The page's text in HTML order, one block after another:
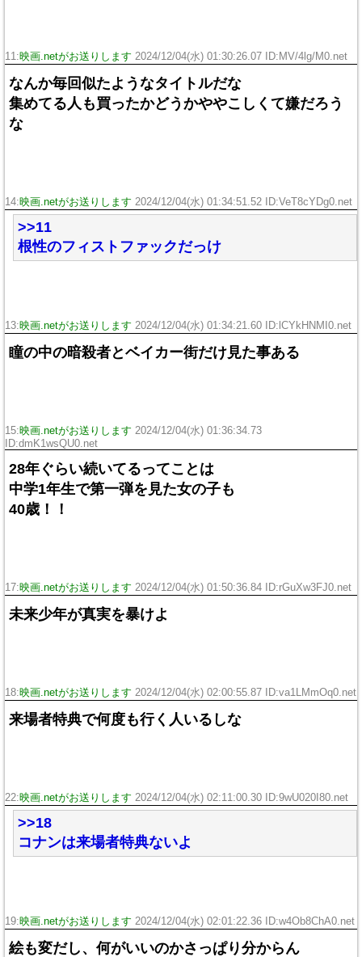
11:映画.netがお送りします 2024/12/04(水) 01:30:26.07 ID:MV/4lg/M0.net
なんか毎回似たようなタイトルだな
集めてる人も買ったかどうかややこしくて嫌だろう
な
14:映画.netがお送りします 2024/12/04(水) 01:34:51.52 ID:VeT8cYDg0.net
>>11
根性のフィストファックだっけ
13:映画.netがお送りします 2024/12/04(水) 01:34:21.60 ID:lCYkHNMI0.net
瞳の中の暗殺者とベイカー街だけ見た事ある
15:映画.netがお送りします 2024/12/04(水) 01:36:34.73
ID:dmK1wsQU0.net
28年ぐらい続いてるってことは
中学1年生で第一弾を見た女の子も
40歳！！
17:映画.netがお送りします 2024/12/04(水) 01:50:36.84 ID:rGuXw3FJ0.net
未来少年が真実を暴けよ
18:映画.netがお送りします 2024/12/04(水) 02:00:55.87 ID:va1LMmOq0.net
来場者特典で何度も行く人いるしな
22:映画.netがお送りします 2024/12/04(水) 02:11:00.30 ID:9wU020I80.net
>>18
コナンは来場者特典ないよ
19:映画.netがお送りします 2024/12/04(水) 02:01:22.36 ID:w4Ob8ChA0.net
絵も変だし、何がいいのかさっぱり分からん